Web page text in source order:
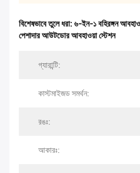
বিশেষভাবে তুলে ধরা: ৬-ইন-১ বহিরঙ্গন
পেশাদার আউটডোর আবহাওয়া স্টেশন
গ্যারান্টি:
কাস্টমাইজড সমর্থন:
রঙঃ:
আকারঃ: